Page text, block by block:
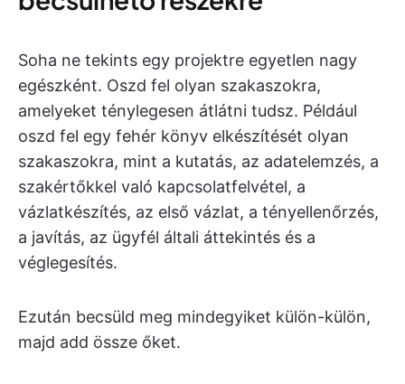
Soha ne tekints egy projektre egyetlen nagy
egészként. Oszd fel olyan szakaszokra,
amelyeket ténylegesen átlátni tudsz. Például
oszd fel egy fehér könyv elkészítését olyan
szakaszokra, mint a kutatás, az adatelemzés, a
szakértőkkel való kapcsolatfelvétel, a
vázlatkészítés, az első vázlat, a tényellenőrzés,
a javítás, az ügyfél általi áttekintés és a
véglegesítés.
Ezután becsüld meg mindegyiket külön-külön,
majd add össze őket.